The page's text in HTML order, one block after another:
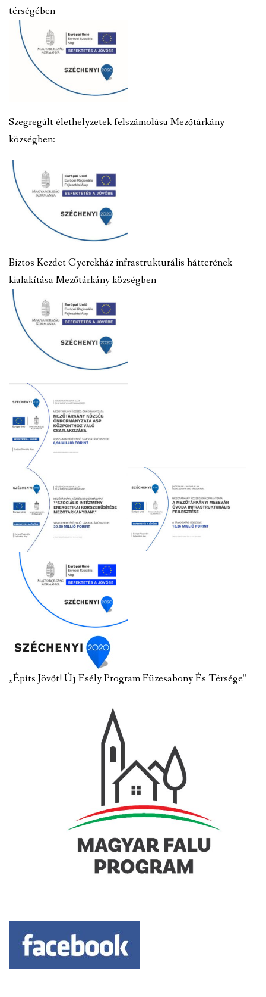
térségében
Szegregált élethelyzetek felszámolása Mezőtárkány
községben:
Biztos Kezdet Gyerekház infrastrukturális hátterének
kialakítása Mezőtárkány községben
„Építs Jövőt! Új Esély Program Füzesabony És Térsége”